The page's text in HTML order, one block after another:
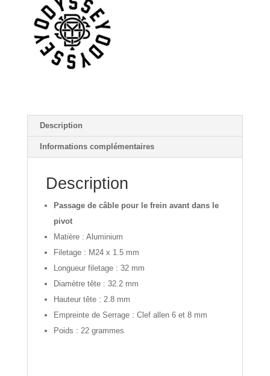
Description
Informations complémentaires
Description
Passage de câble pour le frein avant dans le
pivot
Matière : Aluminium
Filetage : M24 x 1.5 mm
Longueur filetage : 32 mm
Diamètre tête : 32.2 mm
Hauteur tête : 2.8 mm
Empreinte de Serrage : Clef allen 6 et 8 mm
Poids : 22 grammes